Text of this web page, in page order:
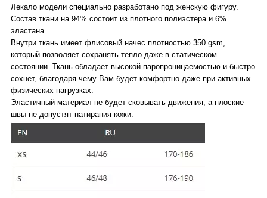
Лекало модели специально разработано под женскую фигуру.
Состав ткани на 94% состоит из плотного полиэстера и 6%
эластана.
Внутри ткань имеет флисовый начес плотностью 350 gsm,
который позволяет сохранять тепло даже в статическом
состоянии. Ткань обладает высокой паропроницаемостью и быстро
сохнет, благодаря чему Вам будет комфортно даже при активных
физических нагрузках.
Эластичный материал не будет сковывать движения, а плоские
швы не допустят натирания кожи.